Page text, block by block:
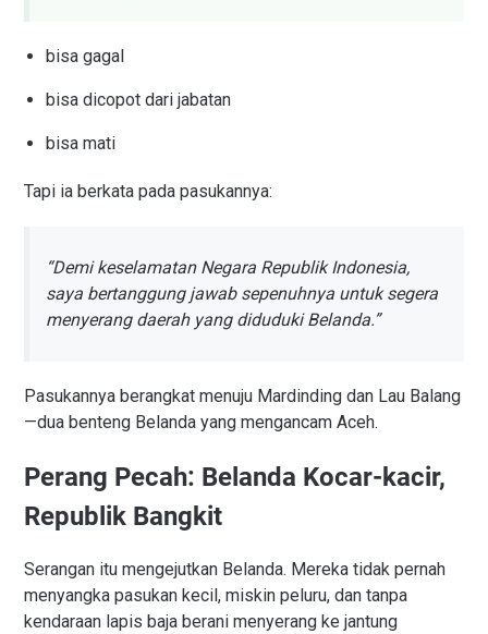
bisa gagal
bisa dicopot dari jabatan
bisa mati
Tapi ia berkata pada pasukannya:
“Demi keselamatan Negara Republik Indonesia,
saya bertanggung jawab sepenuhnya untuk segera
menyerang daerah yang diduduki Belanda.”
Pasukannya berangkat menuju Mardinding dan Lau Balang
—dua benteng Belanda yang mengancam Aceh.
Perang Pecah: Belanda Kocar-kacir,
Republik Bangkit
Serangan itu mengejutkan Belanda. Mereka tidak pernah
menyangka pasukan kecil, miskin peluru, dan tanpa
kendaraan lapis baja berani menyerang ke jantung